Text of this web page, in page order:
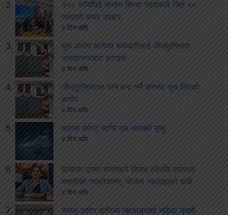
२५० रुपैयाँको सामान किन्दा ग्राहकले जिते १०
लाखको बम्पर उपहार
३ दिन अघि
घुस आरोप लागेका कर्मचारीलाई जीतपुरसिमरा
उपमहानगरबाट हटाइयो
३ दिन अघि
जीतपुरसिमरामा पान बन्द गर्ने क्रममा घुस लिएको
आरोप
४ दिन अघि
बारामा करेन्ट लागेर एक जनाको मृत्यु
४ दिन अघि
ढल्केबर ट्रमा सेन्टरबारे विवाद बढेपछि स्वास्थ्य
मन्त्रीको स्पष्टीकरण, योजना नहटाइएको दाबी
४ दिन अघि
नेपाल उद्योग वाणिज्य महासङ्घको महिला उद्यमी